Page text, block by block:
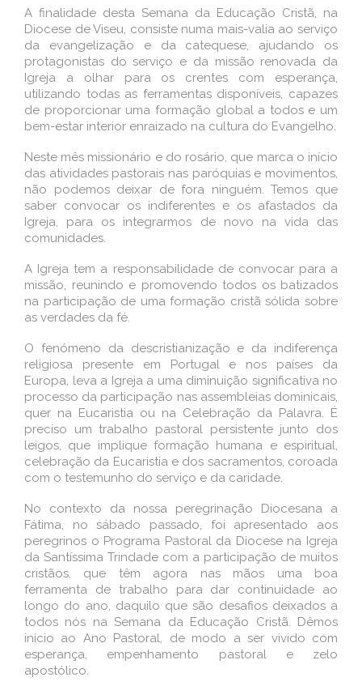
A finalidade desta Semana da Educação Cristã, na
Diocese de Viseu, consiste numa mais-valia ao serviço
da evangelização e da catequese, ajudando os
protagonistas do serviço e da missão renovada da
Igreja a olhar para os crentes com esperança,
utilizando todas as ferramentas disponíveis, capazes
de proporcionar uma formação global a todos e um
bem-estar interior enraizado na cultura do Evangelho.
Neste mês missionário e do rosário, que marca o início
das atividades pastorais nas paróquias e movimentos,
não podemos deixar de fora ninguém. Temos que
saber convocar os indiferentes e os afastados da
Igreja, para os integrarmos de novo na vida das
comunidades.
A Igreja tem a responsabilidade de convocar para a
missão, reunindo e promovendo todos os batizados
na participação de uma formação cristã sólida sobre
as verdades da fé.
O fenómeno da descristianização e da indiferença
religiosa presente em Portugal e nos países da
Europa, leva a Igreja a uma diminuição significativa no
processo da participação nas assembleias dominicais,
quer na Eucaristia ou na Celebração da Palavra. É
preciso um trabalho pastoral persistente junto dos
leigos, que implique formação humana e espiritual,
celebração da Eucaristia e dos sacramentos, coroada
com o testemunho do serviço e da caridade.
No contexto da nossa peregrinação Diocesana a
Fátima, no sábado passado, foi apresentado aos
peregrinos o Programa Pastoral da Diocese na Igreja
da Santíssima Trindade com a participação de muitos
cristãos, que têm agora nas mãos uma boa
ferramenta de trabalho para dar continuidade ao
longo do ano, daquilo que são desafios deixados a
todos nós na Semana da Educação Cristã. Dêmos
início ao Ano Pastoral, de modo a ser vivido com
esperança, empenhamento pastoral e zelo
apostólico.